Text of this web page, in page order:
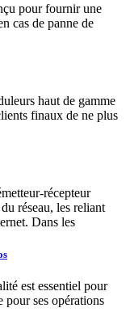
pour fournir une
cas de panne de
haut de gamme
finaux de ne plus
récepteur
réseau, les reliant
Dans les
est essentiel pour
ses opérations